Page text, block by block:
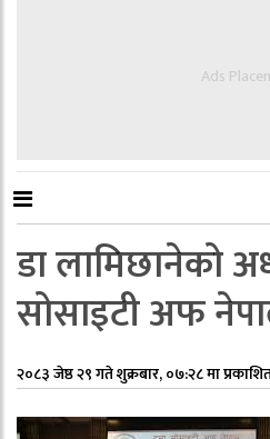
Ads
डा लामिछानेको
सोसाइटी अफ
२०८३ जेष्ठ २९ गते शुक्रबार, ०७:२८ मा